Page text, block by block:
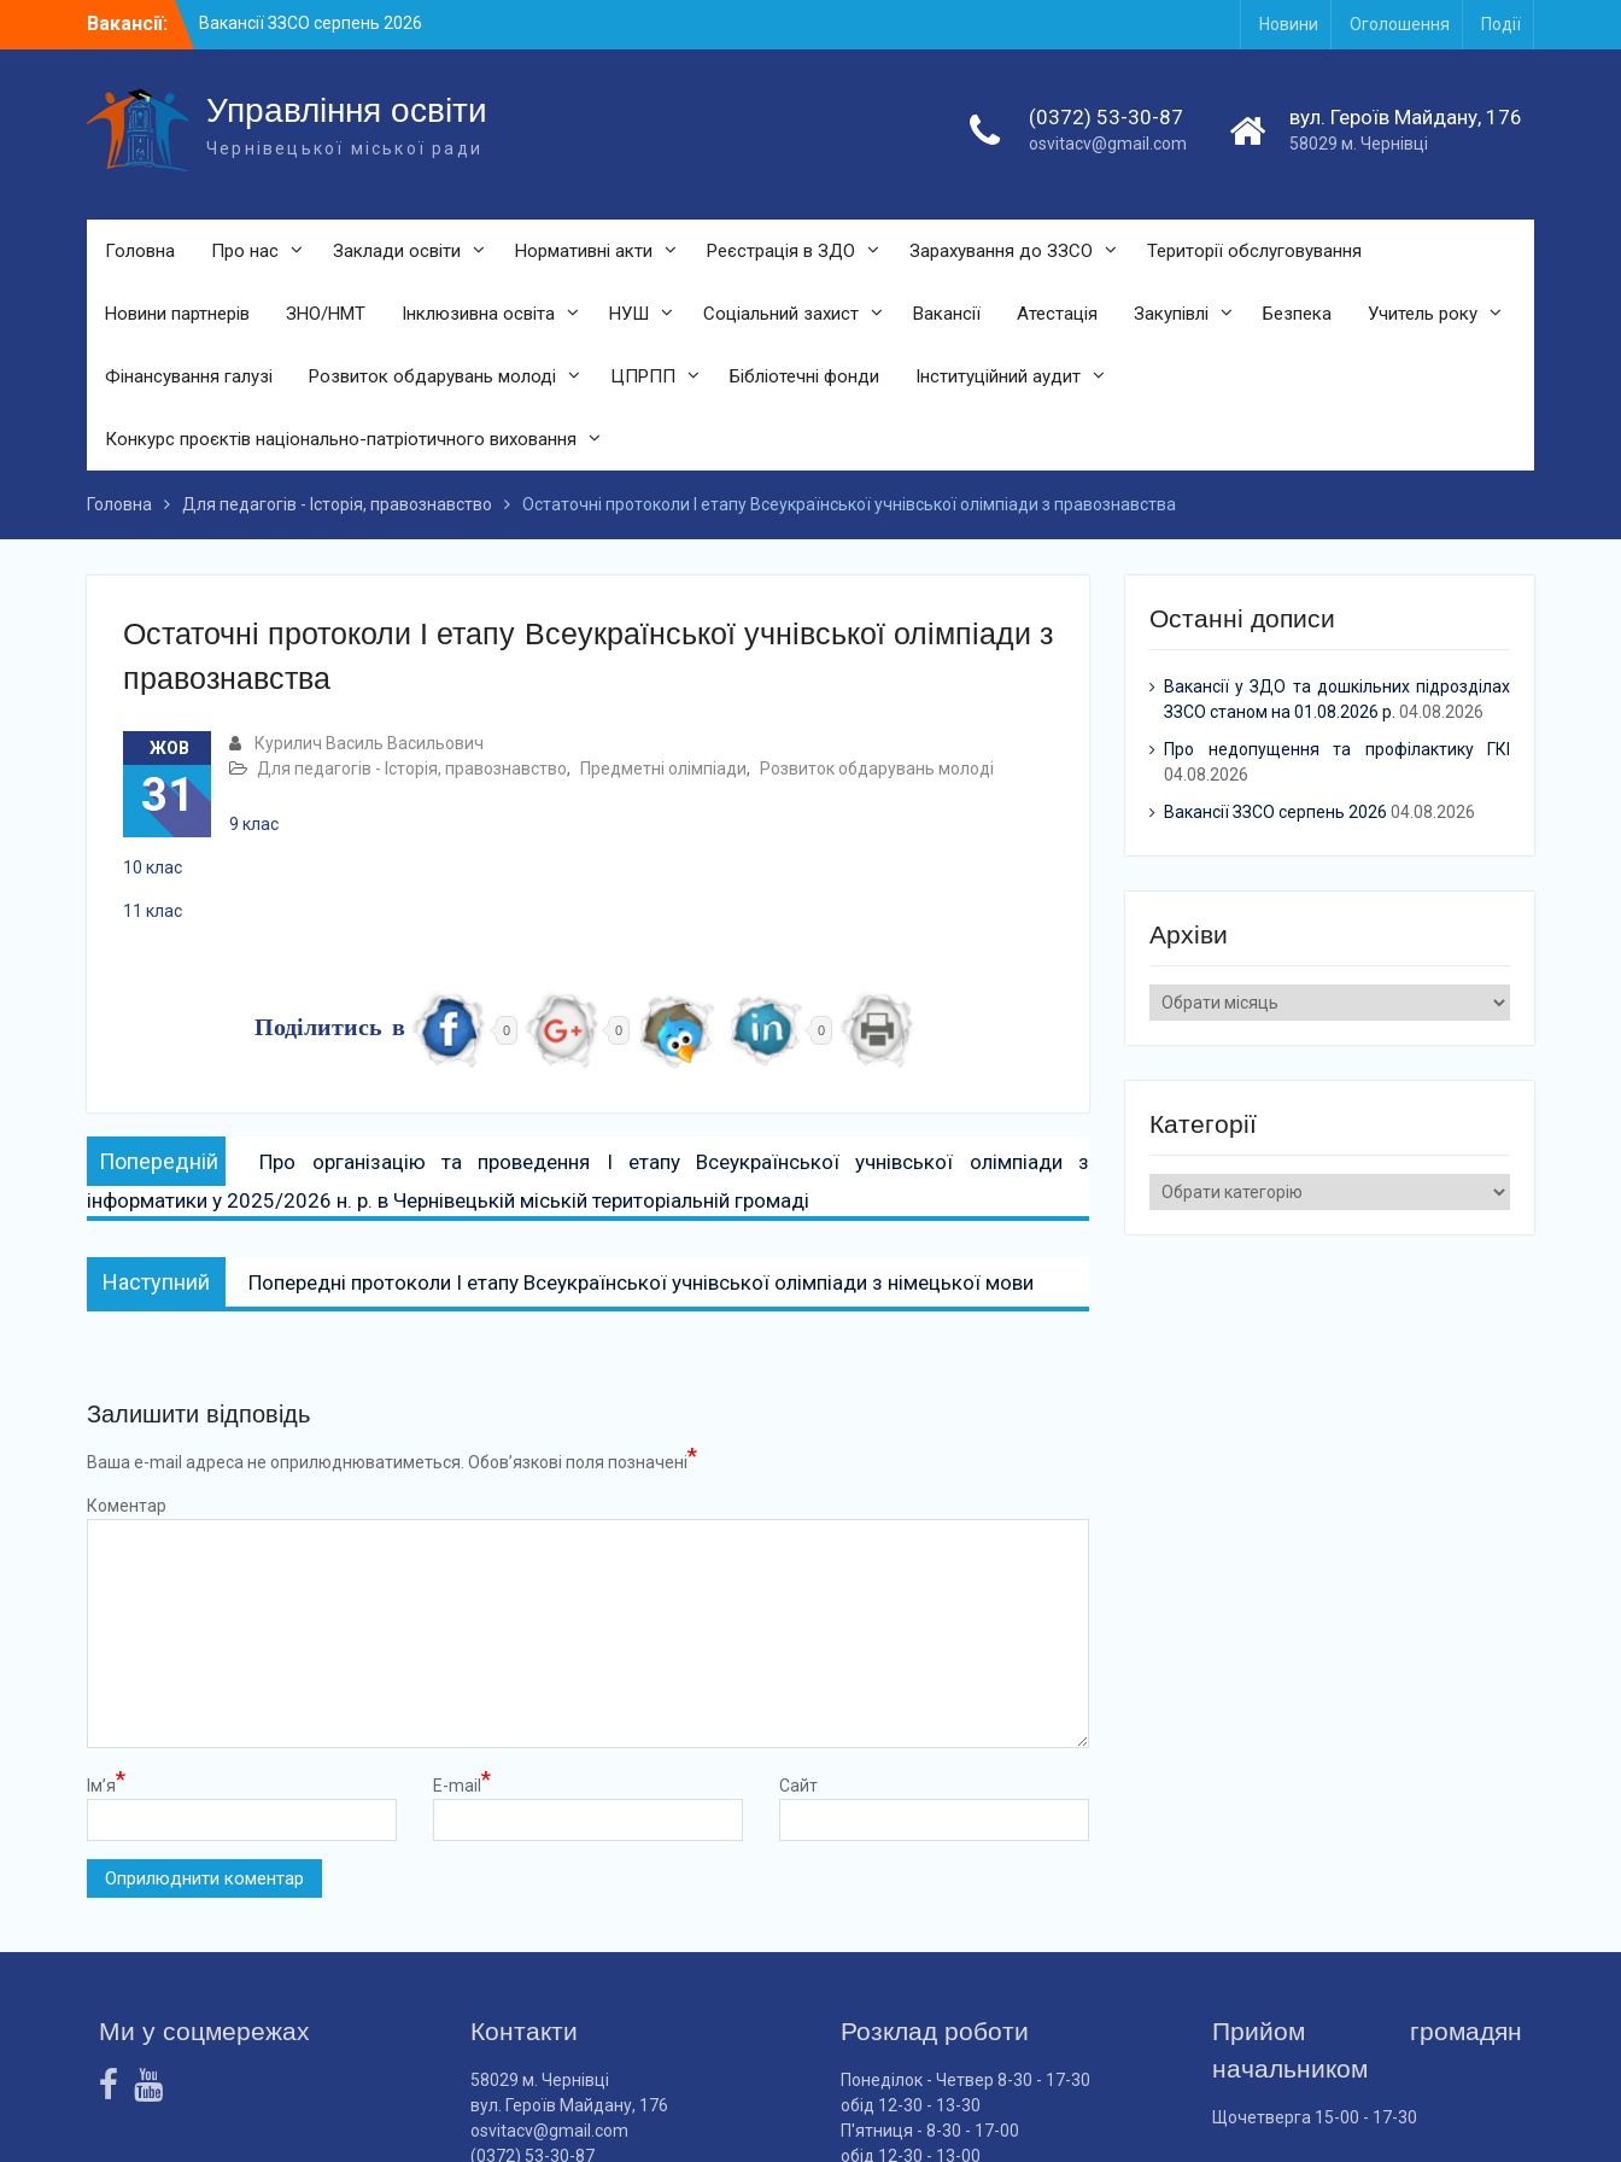
Вакансії:
Вакансії ЗЗСО серпень 2026
Вакансії ЗЗСО червень 2026
підрозділах ЗЗСО станом на 01.08.2026
р.
Новини Оголошення Події
Управління освіти
Чернівецької міської ради
(0372) 53-30-87
osvitacv@gmail.com
вул. Героїв Майдану, 176
58029 м. Чернівці
Головна Про нас Заклади освіти Нормативні акти Реєстрація в ЗДО Зарахування до ЗЗСО Території обслуговування
Новини партнерів ЗНО/НМТ Інклюзивна освіта НУШ Соціальний захист Вакансії Атестація Закупівлі Безпека Учитель року
Фінансування галузі Розвиток обдарувань молоді ЦПРПП Бібліотечні фонди Інституційний аудит
Конкурс проєктів національно-патріотичного виховання
Головна Для педагогів - Історія, правознавство Остаточні протоколи І етапу Всеукраїнської учнівської олімпіади з правознавства
Остаточні протоколи І етапу Всеукраїнської учнівської олімпіади з
правознавства
ЖОВ
31
Курилич Василь Васильович
Для педагогів - Історія, правознавство, Предметні олімпіади, Розвиток обдарувань молоді
9 клас
10 клас
11 клас
Поділитись в 0 0 0
Навігація
записів
Попередній Попередній:
Про організацію та проведення І етапу Всеукраїнської учнівської олімпіади з
інформатики у 2025/2026 н. р. в Чернівецькій міській територіальній громаді
Наступний Наступний:
Попередні протоколи І етапу Всеукраїнської учнівської олімпіади з німецької мови
Залишити відповідь
Ваша e-mail адреса не оприлюднюватиметься. Обов’язкові поля позначені*
Коментар
Ім’я* E-mail * Сайт
Останні дописи
Вакансії у ЗДО та дошкільних підрозділах
ЗЗСО станом на 01.08.2026 р. 04.08.2026
Про недопущення та профілактику ГКІ
04.08.2026
Вакансії ЗЗСО серпень 2026 04.08.2026
Архіви
Архіви
Категорії
Категорії
Ми у соцмережах Контакти
58029 м. Чернівці
вул. Героїв Майдану, 176
osvitacv@gmail.com
(0372) 53-30-87
Розклад роботи
Понеділок - Четвер 8-30 - 17-30
обід 12-30 - 13-30
П'ятниця - 8-30 - 17-00
обід 12-30 - 13-00
Прийом громадян
начальником
Щочетверга 15-00 - 17-30